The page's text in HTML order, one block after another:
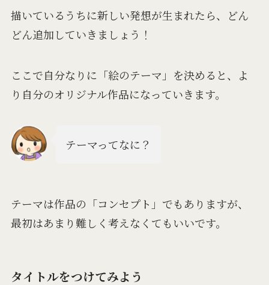
描いているうちに新しい発想が生まれたら、どん
どん追加していきましょう！
ここで自分なりに「絵のテーマ」を決めると、よ
り自分のオリジナル作品になっていきます。
テーマってなに？
テーマは作品の「コンセプト」でもありますが、
最初はあまり難しく考えなくてもいいです。
タイトルをつけてみよう